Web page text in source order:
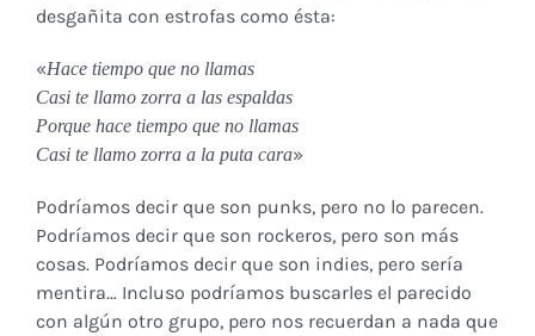
desgañita con estrofas como ésta:
«Hace tiempo que no llamas
Casi te llamo zorra a las espaldas
Porque hace tiempo que no llamas
Casi te llamo zorra a la puta cara»
Podríamos decir que son punks, pero no lo parecen.
Podríamos decir que son rockeros, pero son más
cosas. Podríamos decir que son indies, pero sería
mentira… Incluso podríamos buscarles el parecido
con algún otro grupo, pero nos recuerdan a nada que